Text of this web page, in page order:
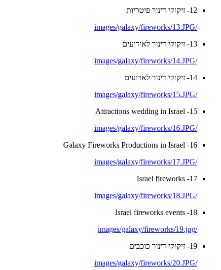
12- זיקוקי דינור פיטריות
/images/galaxy/fireworks/13.JPG
13- זיקוקי דינור לאירועים
/images/galaxy/fireworks/14.JPG
14- זיקוקי דינור לארועים
/images/galaxy/fireworks/15.JPG
15- Attractions wedding in Israel
/images/galaxy/fireworks/16.JPG
16- Galaxy Fireworks Productions in Israel
/images/galaxy/fireworks/17.JPG
17- Israel fireworks
/images/galaxy/fireworks/18.JPG
18- Israel fireworks events
/images/galaxy/fireworks/19.jpg
19- זיקוקי דינור כוכבים
/images/galaxy/fireworks/20.JPG